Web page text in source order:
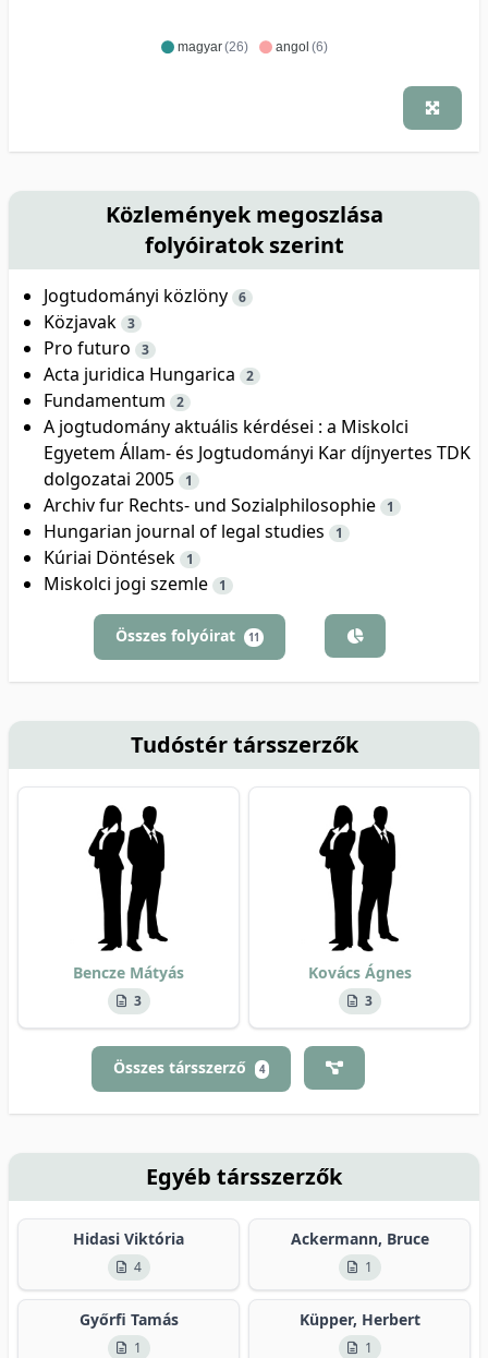
magyar(26) angol (6)
Közlemények megoszlása
folyóiratok szerint
Jogtudományi közlöny 6
Közjavak 3
Pro futuro 3
Acta juridica Hungarica 2
Fundamentum 2
A jogtudomány aktuális kérdései : a Miskolci
Egyetem Állam- és Jogtudományi Kar díjnyertes TDK
dolgozatai 2005
1
Archiv fur Rechts- und Sozialphilosophie 1
Hungarian journal of legal studies 1
Kúriai Döntések 1
Miskolci jogi szemle 1
Összes folyóirat 11
Tudóstér társszerzők
Bencze Mátyás
3
Kovács Ágnes
3
Összes társszerző 4
Egyéb társszerzők
Hidasi Viktória
4
Ackermann, Bruce
1
Győrfi Tamás
1
Küpper, Herbert
1